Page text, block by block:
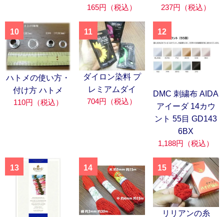
165円（税込）
237円（税込）
10
ハトメの使い方・
付け方 ハトメ
110円（税込）
11
ダイロン染料 プ
レミアムダイ
704円（税込）
12
DMC 刺繍布 AIDA
アイーダ 14カウ
ント 55目 GD143
6BX
1,188円（税込）
13 14 15
リリアンの糸